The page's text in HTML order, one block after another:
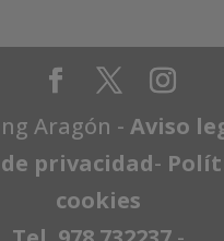
Aragón -Aviso
privacidad-
cookies